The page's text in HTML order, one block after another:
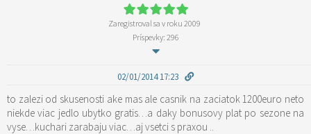
Zaregistroval sa v roku 2009
Príspevky: 296
02/01/2014 17:23
to zalezi od skusenosti ake mas ale casnik na zaciatok 1200euro neto
niekde viac jedlo ubytko gratis…a daky bonusovy plat po sezone na
vyse…kuchari zarabaju viac…aj vsetci s praxou ..